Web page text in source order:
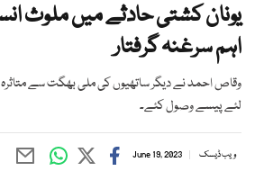
یونان کشتی حادثے میں ملوث
اہم سرغنہ گرفتار
وقاص احمد نے دیگر ساتھیوں کی ملی بھگت سے
لئے پیسے وصول کئے۔
ویب ڈیسک June 19, 2023